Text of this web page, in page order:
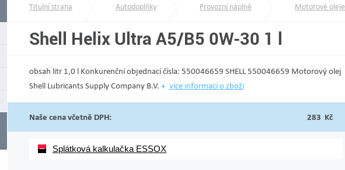
Titulní strana Autodoplňky Provozní náplně Motorové oleje
Shell Helix Ultra A5/B5 0W-30 1 l
obsah litr 1,0 l Konkurenční objednací čísla: 550046659 SHELL 550046659 Motorový olej
Shell Lubricants Supply Company B.V.
více informací o zboží
Naše cena včetně DPH: 283 Kč
Splátková kalkulačka ESSOX